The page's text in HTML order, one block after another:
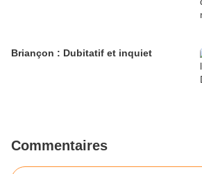
Briançon : Dubitatif et inquiet
Commentaires